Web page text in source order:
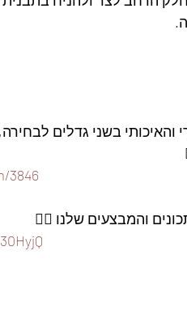
בשני גדלים
3846
והמבצעים שלנו 👇🏽